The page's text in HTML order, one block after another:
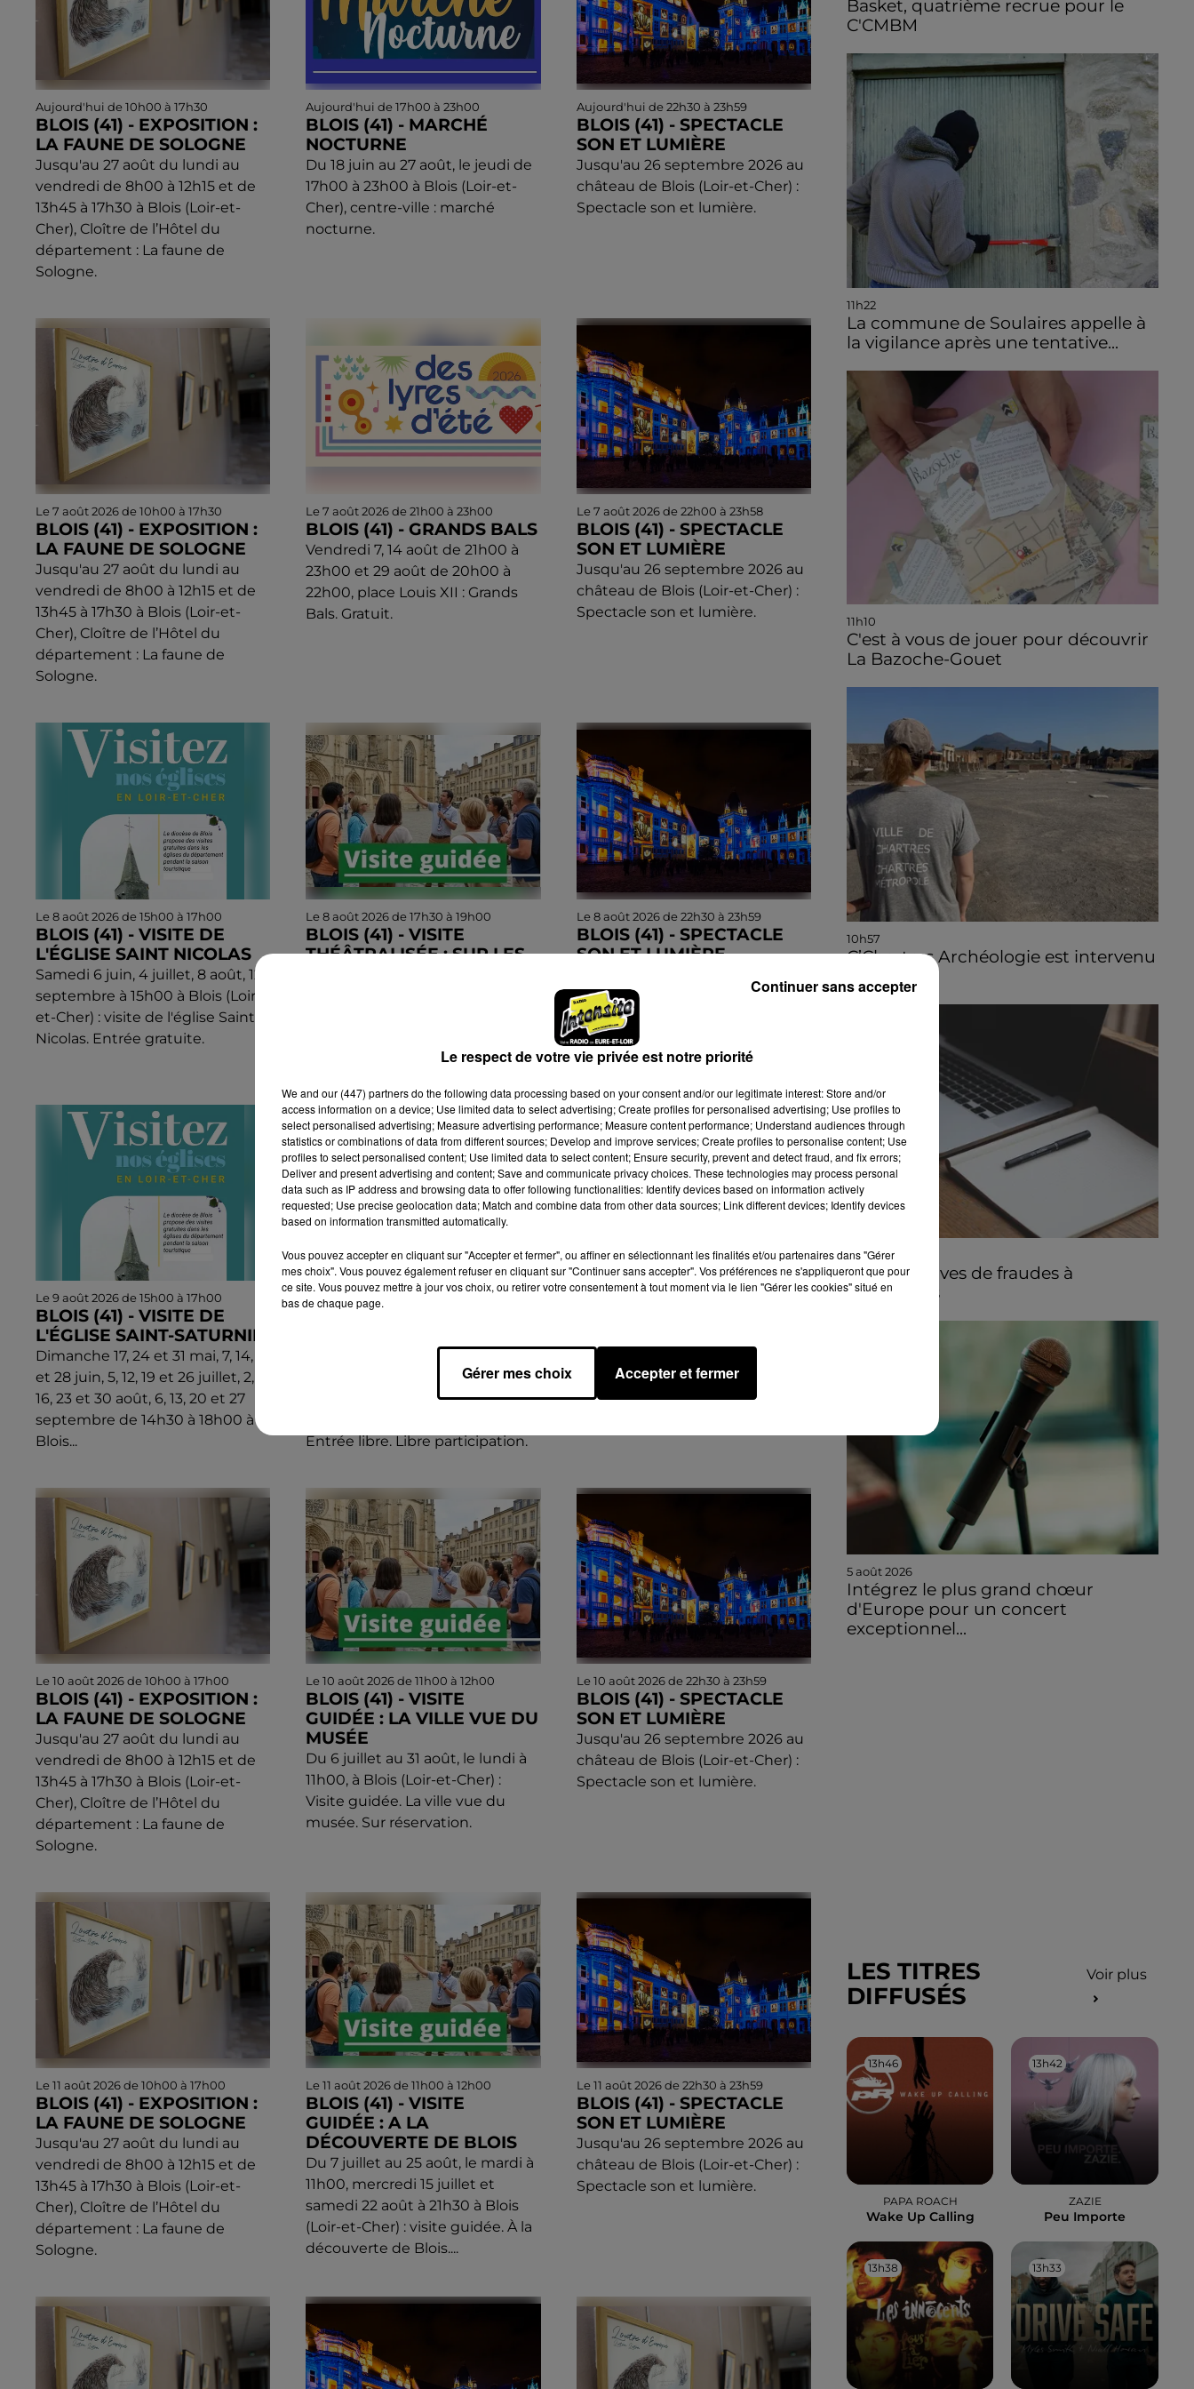
Aujourd'hui de 10h00 à 17h30
BLOIS (41) - EXPOSITION :
LA FAUNE DE SOLOGNE
Jusqu'au 27 août du lundi au
vendredi de 8h00 à 12h15 et de
13h45 à 17h30 à Blois (Loir-et-
Cher), Cloître de l’Hôtel du
département : La faune de
Sologne.
Aujourd'hui de 17h00 à 23h00
BLOIS (41) - MARCHÉ
NOCTURNE
Du 18 juin au 27 août, le jeudi de
17h00 à 23h00 à Blois (Loir-et-
Cher), centre-ville : marché
nocturne.
Aujourd'hui de 22h30 à 23h59
BLOIS (41) - SPECTACLE
SON ET LUMIÈRE
Jusqu'au 26 septembre 2026 au
château de Blois (Loir-et-Cher) :
Spectacle son et lumière.
Le 7 août 2026 de 10h00 à 17h30
BLOIS (41) - EXPOSITION :
LA FAUNE DE SOLOGNE
Jusqu'au 27 août du lundi au
vendredi de 8h00 à 12h15 et de
13h45 à 17h30 à Blois (Loir-et-
Cher), Cloître de l’Hôtel du
département : La faune de
Sologne.
Le 7 août 2026 de 21h00 à 23h00
BLOIS (41) - GRANDS BALS
Vendredi 7, 14 août de 21h00 à
23h00 et 29 août de 20h00 à
22h00, place Louis XII : Grands
Bals. Gratuit.
Le 7 août 2026 de 22h00 à 23h58
BLOIS (41) - SPECTACLE
SON ET LUMIÈRE
Jusqu'au 26 septembre 2026 au
château de Blois (Loir-et-Cher) :
Spectacle son et lumière.
Le 8 août 2026 de 15h00 à 17h00
BLOIS (41) - VISITE DE
L'ÉGLISE SAINT NICOLAS
Samedi 6 juin, 4 juillet, 8 août, 12
septembre à 15h00 à Blois (Loir-
et-Cher) : visite de l'église Saint
Nicolas. Entrée gratuite.
Le 8 août 2026 de 17h30 à 19h00
BLOIS (41) - VISITE
THÉÂTRALISÉE : SUR LES
d’Arsène Lupin. Sur réservation.
Le 8 août 2026 de 22h30 à 23h59
BLOIS (41) - SPECTACLE
SON ET LUMIÈRE
château de Blois (Loir-et-Cher) :
Spectacle son et lumière.
Le 9 août 2026 de 15h00 à 17h00
BLOIS (41) - VISITE DE
L'ÉGLISE SAINT-SATURNIN
Dimanche 17, 24 et 31 mai, 7, 14, 21
et 28 juin, 5, 12, 19 et 26 juillet, 2, 9,
16, 23 et 30 août, 6, 13, 20 et 27
septembre de 14h30 à 18h00 à
Blois...
Le 9 août 2026 de 17h00 à 18h30
BLOIS (41) - 26E FESTIVAL
Du 5 juillet au 9 août, le
dimanche à 17h00 à la
Cathédrale de Blois (Loir-et-Cher)
Entrée libre. Libre participation.
Jusqu'au 26 septembre 2026 au
château de Blois (Loir-et-Cher) :
Spectacle son et lumière.
Le 10 août 2026 de 10h00 à 17h00
BLOIS (41) - EXPOSITION :
LA FAUNE DE SOLOGNE
Jusqu'au 27 août du lundi au
vendredi de 8h00 à 12h15 et de
13h45 à 17h30 à Blois (Loir-et-
Cher), Cloître de l’Hôtel du
département : La faune de
Sologne.
Le 10 août 2026 de 11h00 à 12h00
BLOIS (41) - VISITE
GUIDÉE : LA VILLE VUE DU
MUSÉE
Du 6 juillet au 31 août, le lundi à
11h00, à Blois (Loir-et-Cher) :
Visite guidée. La ville vue du
musée. Sur réservation.
Le 10 août 2026 de 22h30 à 23h59
BLOIS (41) - SPECTACLE
SON ET LUMIÈRE
Jusqu'au 26 septembre 2026 au
château de Blois (Loir-et-Cher) :
Spectacle son et lumière.
Le 11 août 2026 de 10h00 à 17h00
BLOIS (41) - EXPOSITION :
LA FAUNE DE SOLOGNE
Jusqu'au 27 août du lundi au
vendredi de 8h00 à 12h15 et de
13h45 à 17h30 à Blois (Loir-et-
Cher), Cloître de l’Hôtel du
département : La faune de
Sologne.
Le 11 août 2026 de 11h00 à 12h00
BLOIS (41) - VISITE
GUIDÉE : A LA
DÉCOUVERTE DE BLOIS
Du 7 juillet au 25 août, le mardi à
11h00, mercredi 15 juillet et
samedi 22 août à 21h30 à Blois
(Loir-et-Cher) : visite guidée. À la
découverte de Blois....
Le 11 août 2026 de 22h30 à 23h59
BLOIS (41) - SPECTACLE
SON ET LUMIÈRE
Jusqu'au 26 septembre 2026 au
château de Blois (Loir-et-Cher) :
Spectacle son et lumière.
Basket, quatrième recrue pour le
C'CMBM
11h22
La commune de Soulaires appelle à
la vigilance après une tentative...
11h10
C'est à vous de jouer pour découvrir
La Bazoche-Gouet
10h57
C’Chartres Archéologie est intervenu
5 août 2026
Des tentatives de fraudes à
Mainvilliers
5 août 2026
Intégrez le plus grand chœur
d'Europe pour un concert
exceptionnel...
LES TITRES
DIFFUSÉS
Voir plus
13h46
13h46
PAPA ROACH
Wake Up Calling
13h42
13h42
ZAZIE
Peu Importe
13h38
13h38 13h33
13h33
Le respect de votre vie privée est notre priorité
We and our (447) partnersdo the following data processing based on your consent and/or our legitimate interest: Store and/or
access information on a device; Use limited data to select advertising; Create profiles for personalised advertising; Use profiles to
select personalised advertising; Measure advertising performance; Measure content performance; Understand audiences through
statistics or combinations of data from different sources; Develop and improve services; Create profiles to personalise content; Use
profiles to select personalised content; Use limited data to select content; Ensure security, prevent and detect fraud, and fix errors;
Deliver and present advertising and content; Save and communicate privacy choices. These technologies may process personal
data such as IP address and browsing data to offer following functionalities: Identify devices based on information actively
requested; Use precise geolocation data; Match and combine data from other data sources; Link different devices; Identify devices
based on information transmitted automatically.
Vous pouvez accepter en cliquant sur "Accepter et fermer", ou affiner en sélectionnant les finalités et/ou partenaires dans "Gérer
mes choix". Vous pouvez également refuser en cliquant sur "Continuer sans accepter". Vos préférences ne s'appliqueront que pour
ce site. Vous pouvez mettre à jour vos choix, ou retirer votre consentement à tout moment via le lien "Gérer les cookies" situé en
bas de chaque page.
Gérer mes choix Accepter et fermer
Continuer sans accepter